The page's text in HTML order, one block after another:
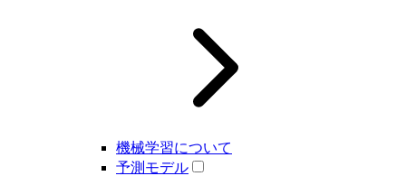
機械学習について
予測モデル